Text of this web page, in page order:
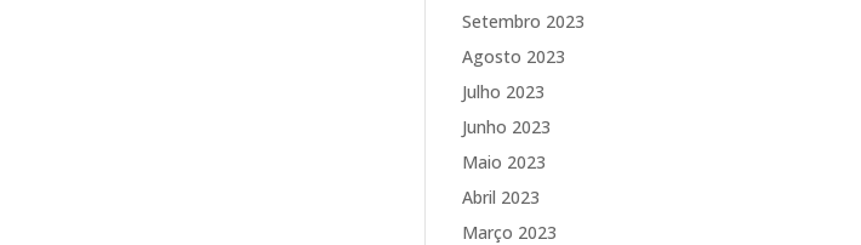
Setembro 2023
Agosto 2023
Julho 2023
Junho 2023
Maio 2023
Abril 2023
Março 2023